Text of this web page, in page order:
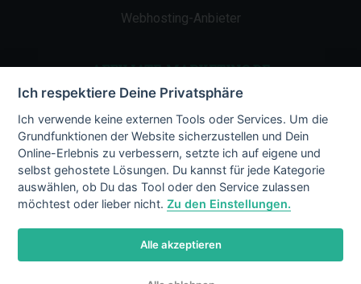
Webhosting-Anbieter
AFFILIATE-MARKETING.DE
Impressum
Kontakt
Datenschutz
Ich respektiere Deine Privatsphäre
Ich verwende keine externen Tools oder Services. Um die
Grundfunktionen der Website sicherzustellen und Dein
Online-Erlebnis zu verbessern, setzte ich auf eigene und
selbst gehostete Lösungen. Du kannst für jede Kategorie
auswählen, ob Du das Tool oder den Service zulassen
möchtest oder lieber nicht.Zu den Einstellungen.
Alle akzeptieren